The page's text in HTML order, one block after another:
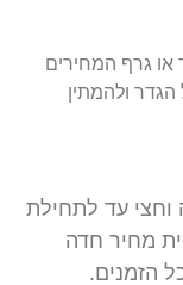
גרף המחירים
ולהמתין
עד לתחילת
לראות מתחילת 2016 עליית מחיר חדה